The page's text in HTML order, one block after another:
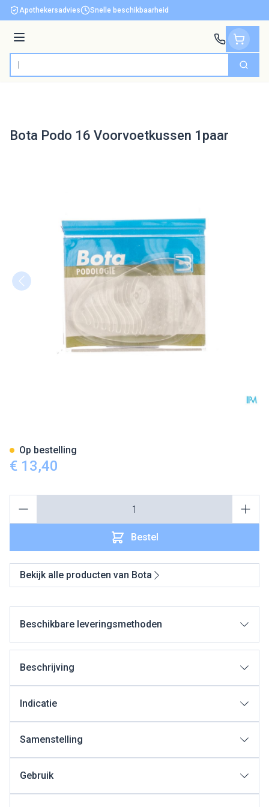
Ga naar de inhoud
Apothekersadvies Snelle beschikbaarheid
Menu
Product, merk, categorie... Zoek
Bota Podo 16 Voorvoetkussen 1paar
€ 13,40
Bestel
Op bestelling
Bekijk alle producten van Bota
Beschikbare leveringsmethoden
Beschrijving
Indicatie
Samenstelling
Gebruik